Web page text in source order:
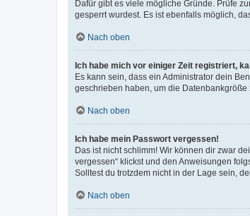
Dafür gibt es viele mögliche Gründe. Prüfe
gesperrt wurdest. Es ist ebenfalls möglich,
Nach oben
Ich habe mich vor einiger Zeit registriert,
Es kann sein, dass ein Administrator dein
geschrieben haben, um die
Nach oben
Ich habe mein Passwort vergessen!
Das ist nicht schlimm! Wir können dir zwar
vergessen“ klickst und den Anweisungen
Solltest du trotzdem nicht in der Lage sein,
Nach oben